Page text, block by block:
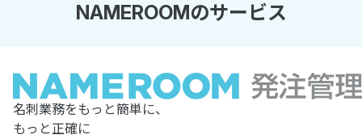
NAMEROOMのサービス
名刺業務をもっと簡単に、
もっと正確に